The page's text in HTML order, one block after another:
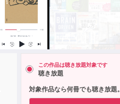
この作品は聴き放題対象です
聴き放題
対象作品なら何冊でも聴き放題。